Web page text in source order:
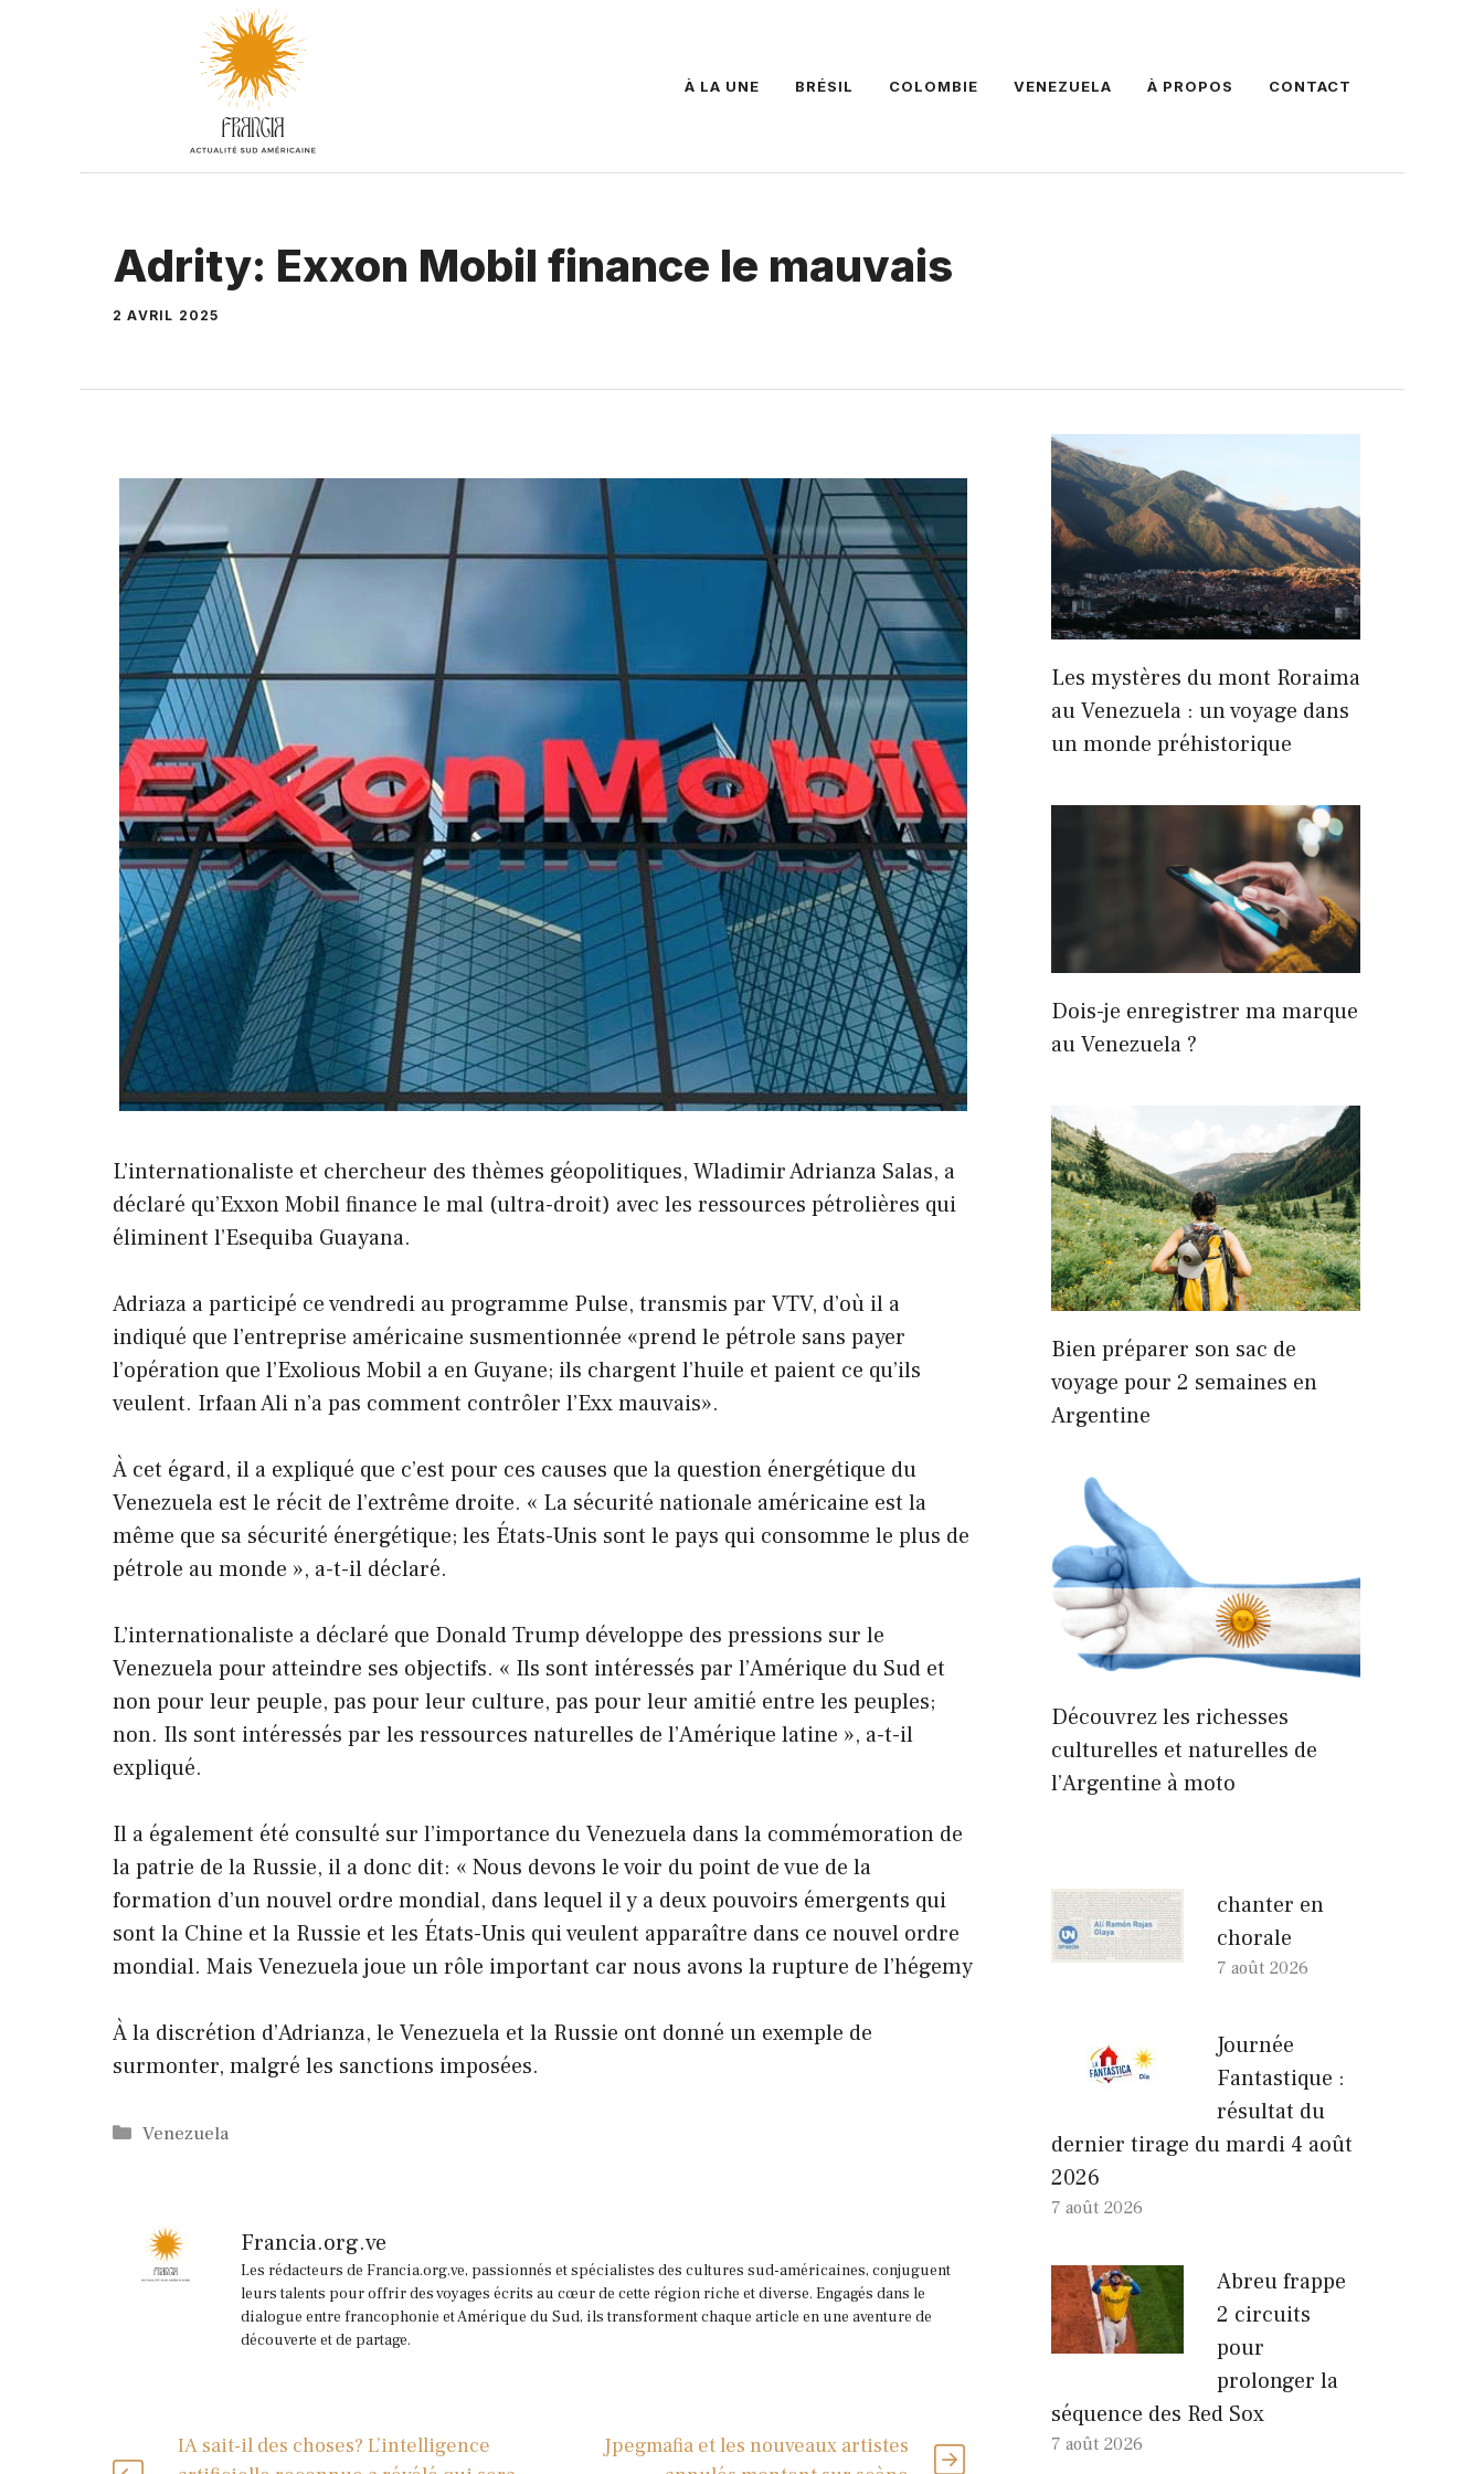
À LA UNE BRÉSIL COLOMBIE VENEZUELA À PROPOS CONTACT
Adrity: Exxon Mobil finance le mauvais
2 AVRIL 2025
L’internationaliste et chercheur des thèmes géopolitiques, Wladimir Adrianza Salas, a
déclaré qu’Exxon Mobil finance le mal (ultra-droit) avec les ressources pétrolières qui
éliminent l’Esequiba Guayana.
Adriaza a participé ce vendredi au programme Pulse, transmis par VTV, d’où il a
indiqué que l’entreprise américaine susmentionnée «prend le pétrole sans payer
l’opération que l’Exolious Mobil a en Guyane; ils chargent l’huile et paient ce qu’ils
veulent. Irfaan Ali n’a pas comment contrôler l’Exx mauvais».
À cet égard, il a expliqué que c’est pour ces causes que la question énergétique du
Venezuela est le récit de l’extrême droite. « La sécurité nationale américaine est la
même que sa sécurité énergétique; les États-Unis sont le pays qui consomme le plus de
pétrole au monde », a-t-il déclaré.
L’internationaliste a déclaré que Donald Trump développe des pressions sur le
Venezuela pour atteindre ses objectifs. « Ils sont intéressés par l’Amérique du Sud et
non pour leur peuple, pas pour leur culture, pas pour leur amitié entre les peuples;
non. Ils sont intéressés par les ressources naturelles de l’Amérique latine », a-t-il
expliqué.
Il a également été consulté sur l’importance du Venezuela dans la commémoration de
la patrie de la Russie, il a donc dit: « Nous devons le voir du point de vue de la
formation d’un nouvel ordre mondial, dans lequel il y a deux pouvoirs émergents qui
sont la Chine et la Russie et les États-Unis qui veulent apparaître dans ce nouvel ordre
mondial. Mais Venezuela joue un rôle important car nous avons la rupture de l’hégemy
À la discrétion d’Adrianza, le Venezuela et la Russie ont donné un exemple de
surmonter, malgré les sanctions imposées.
Catégories
Venezuela
Francia.org.ve
Les rédacteurs de Francia.org.ve, passionnés et spécialistes des cultures sud-américaines, conjuguent
leurs talents pour offrir des voyages écrits au cœur de cette région riche et diverse. Engagés dans le
dialogue entre francophonie et Amérique du Sud, ils transforment chaque article en une aventure de
découverte et de partage.
IA sait-il des choses? L’intelligence
Jpegmafia et les nouveaux artistes
Les mystères du mont Roraima
au Venezuela : un voyage dans
un monde préhistorique
Dois-je enregistrer ma marque
au Venezuela ?
Bien préparer son sac de
voyage pour 2 semaines en
Argentine
Découvrez les richesses
culturelles et naturelles de
l’Argentine à moto
chanter en
chorale
7 août 2026
Journée
Fantastique :
résultat du
dernier tirage du mardi 4 août
2026
7 août 2026
Abreu frappe
2 circuits
pour
prolonger la
séquence des Red Sox
7 août 2026